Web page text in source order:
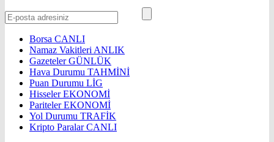
Borsa CANLI
Namaz Vakitleri ANLIK
GazetelerGÜNLÜK
Hava Durumu TAHMİNİ
Puan Durumu LİG
HisselerEKONOMİ
ParitelerEKONOMİ
Yol Durumu TRAFİK
Kripto ParalarCANLI